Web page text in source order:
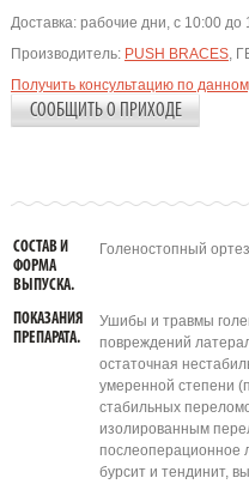
Доставка: рабочие дни, с 10:00 до
Производитель: PUSH BRACES,
Получить консультацию по
СООБЩИТЬ О ПРИХОДЕ
СОСТАВ И
ФОРМА
ВЫПУСКА.
Голеностопный
ПОКАЗАНИЯ
ПРЕПАРАТА.
Ушибы и травмы
повреждений
остаточная
умеренной степени
стабильных
изолированным
послеоперационное
бурсит и тендинит,